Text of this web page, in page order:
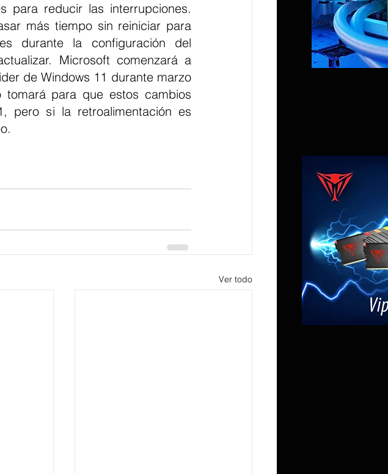
para reducir las interrupciones.
más tiempo sin reiniciar para
durante la configuración del
Microsoft comenzará a
de Windows 11 durante marzo
para que estos cambios
pero si la retroalimentación es
Ver todo